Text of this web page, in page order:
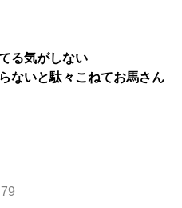
る気がしない
ないと駄々こねてお馬さん